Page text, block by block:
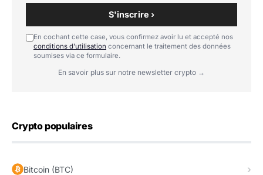
S'inscrire ›
En cochant cette case, vous confirmez avoir lu et accepté nos
conditions d'utilisation concernant le traitement des données
soumises via ce formulaire.
En savoir plus sur notre newsletter crypto →
Crypto populaires
Bitcoin (BTC)